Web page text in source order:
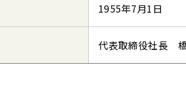
1955年7月1日
代表取締役社長